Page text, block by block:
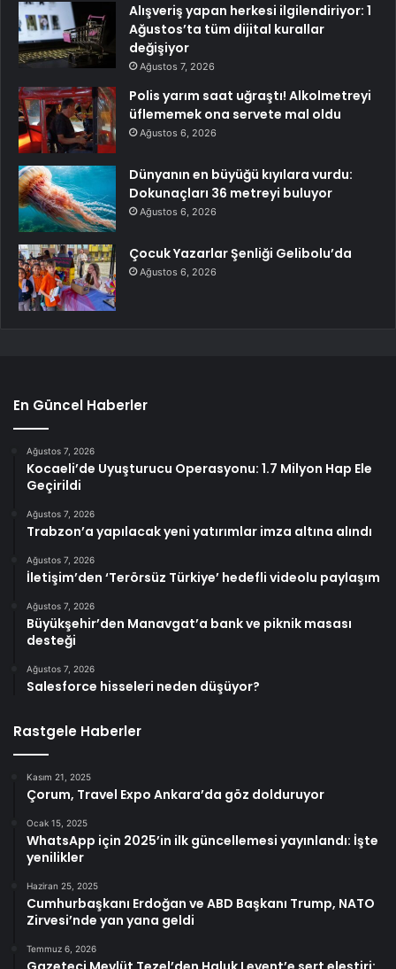
Alışveriş yapan herkesi ilgilendiriyor: 1
Ağustos’ta tüm dijital kurallar
değişiyor
Ağustos 7, 2026
Polis yarım saat uğraştı! Alkolmetreyi
üflememek ona servete mal oldu
Ağustos 6, 2026
Dünyanın en büyüğü kıyılara vurdu:
Dokunaçları 36 metreyi buluyor
Ağustos 6, 2026
Çocuk Yazarlar Şenliği Gelibolu’da
Ağustos 6, 2026
En Güncel Haberler
Ağustos 7, 2026
Kocaeli’de Uyuşturucu Operasyonu: 1.7 Milyon Hap Ele
Geçirildi
Ağustos 7, 2026
Trabzon’a yapılacak yeni yatırımlar imza altına alındı
Ağustos 7, 2026
İletişim’den ‘Terörsüz Türkiye’ hedefli videolu paylaşım
Ağustos 7, 2026
Büyükşehir’den Manavgat’a bank ve piknik masası
desteği
Ağustos 7, 2026
Salesforce hisseleri neden düşüyor?
Rastgele Haberler
Kasım 21, 2025
Çorum, Travel Expo Ankara’da göz dolduruyor
Ocak 15, 2025
WhatsApp için 2025’in ilk güncellemesi yayınlandı: İşte
yenilikler
Haziran 25, 2025
Cumhurbaşkanı Erdoğan ve ABD Başkanı Trump, NATO
Zirvesi’nde yan yana geldi
Temmuz 6, 2026